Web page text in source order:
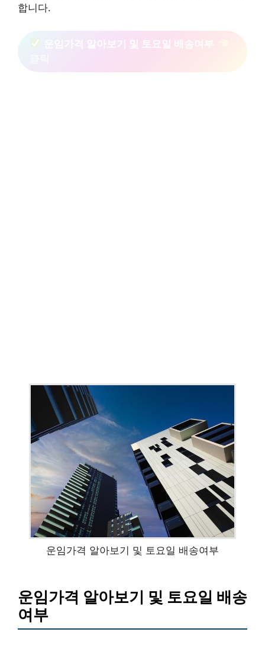
합니다.
운임가격 알아보기 및 토요일 배송여부
운임가격 알아보기 및 토요일 배송여부
운임가격 알아보기 및 토요일 배송
여부